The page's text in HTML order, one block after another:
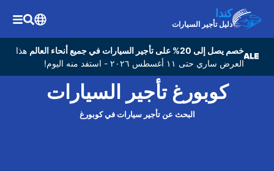
كندا
دليل تأجير السيارات
خصم يصل إلى 20% على تأجير السيارات في جميع أنحاء العالم
هذا
العرض ساري حتى ١١ أغسطس ٢٠٢٦ - استفد منه اليوم!
كوبورغ تأجير السيارات
البحث عن تأجير سيارات في كوبورغ